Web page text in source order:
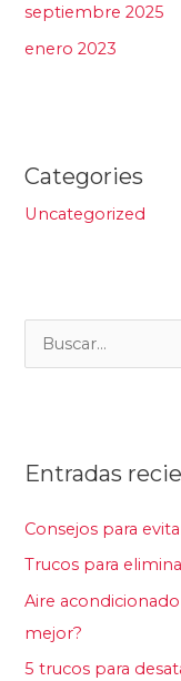
septiembre 2025
enero 2023
Categories
Uncategorized
a
p
o
r
:
Entradas
Consejos para
Trucos para
Aire
mejor?
5 trucos para